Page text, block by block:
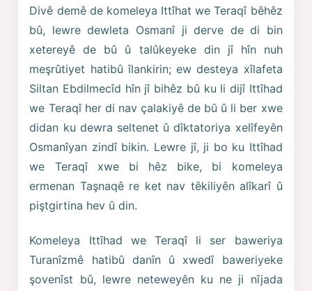
Divê demê de komeleya Ittîhat we Teraqî bêhêz
bû, lewre dewleta Osmanî ji derve de di bin
xetereyê de bû û talûkeyeke din jî hîn nuh
meşrûtiyet hatibû îlankirin; ew desteya xîlafeta
Siltan Ebdilmecîd hîn jî bihêz bû ku li dijî Ittîhad
we Teraqî her di nav çalakiyê de bû û li ber xwe
didan ku dewra seltenet û dîktatoriya xelîfeyên
Osmanîyan zindî bikin. Lewre jî, ji bo ku Ittîhad
we Teraqî xwe bi hêz bike, bi komeleya
ermenan Taşnaqê re ket nav têkiliyên alîkarî û
piştgirtina hev û din.
Komeleya Ittîhad we Teraqî li ser baweriya
Turanîzmê hatibû danîn û xwedî baweriyeke
şovenîst bû, lewre neteweyên ku ne ji nîjada